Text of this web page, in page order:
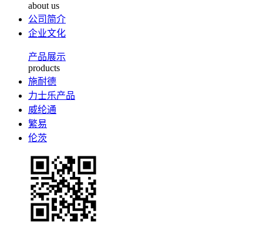
about us
公司简介
企业文化
产品展示
products
施耐德
力士乐产品
威纶通
繁易
伦茨